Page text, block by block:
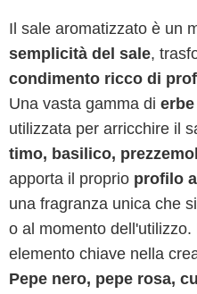
Il sale aromatizzato è un
semplicità del sale,
condimento ricco di
Una vasta gamma di
utilizzata per arricchire il
timo, basilico,
apporta il proprio profilo
una fragranza unica che
o al momento dell'utilizzo.
elemento chiave nella
Pepe nero, pepe rosa,